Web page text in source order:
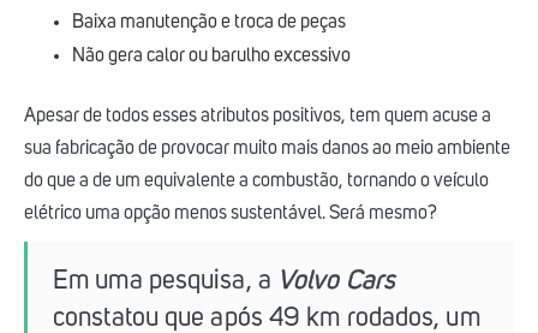
Baixa manutenção e troca de peças
Não gera calor ou barulho excessivo
Apesar de todos esses atributos positivos, tem quem acuse a
sua fabricação de provocar muito mais danos ao meio ambiente
do que a de um equivalente a combustão, tornando o veículo
elétrico uma opção menos sustentável. Será mesmo?
Em uma pesquisa, a Volvo Cars
constatou que após 49 km rodados, um